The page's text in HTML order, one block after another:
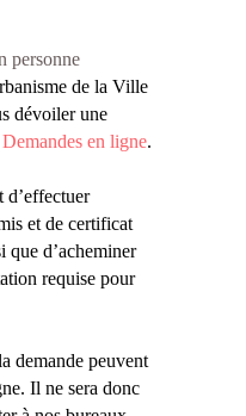
personne
de la Ville
dévoiler une
Demandes en ligne.
d’effectuer
et de certificat
que d’acheminer
requise pour
demande peuvent
Il ne sera donc